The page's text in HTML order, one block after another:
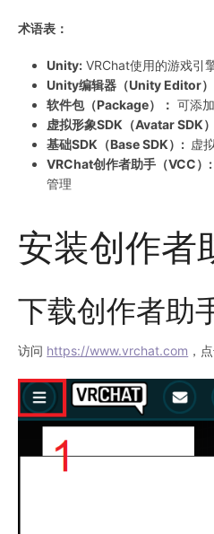
术语表：
Unity: VRChat使用的游戏引
Unity编辑器（Unity Editor
软件包（Package）： 可添
虚拟形象SDK（Avatar SDK
基础SDK（Base SDK）: 虚
VRChat创作者助手（VCC）:
管理
安装创作者
下载创作者助
访问 https://www.vrchat.com ，